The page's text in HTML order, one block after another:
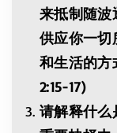
来抵制随波
供应你一切
和生活的方
2:15-17)
请解释什么